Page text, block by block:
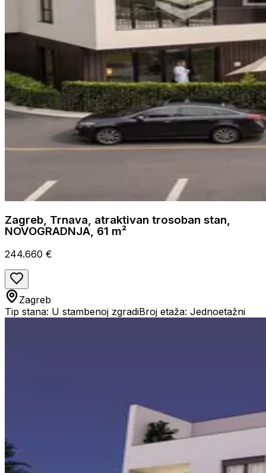
Zagreb, Trnava, atraktivan trosoban stan,
NOVOGRADNJA, 61 m²
244.660 €
Zagreb
Tip stana: U stambenoj zgradiBroj etaža: Jednoetažni